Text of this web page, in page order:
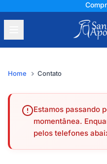
Home Contato
Estamos passando
momentânea.
pelos telefones